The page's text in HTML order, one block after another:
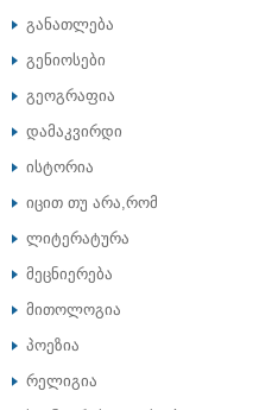
განათლება
გენიოსები
გეოგრაფია
დამაკვირდი
ისტორია
იცით თუ არა,რომ
ლიტერატურა
მეცნიერება
მითოლოგია
პოეზია
რელიგია